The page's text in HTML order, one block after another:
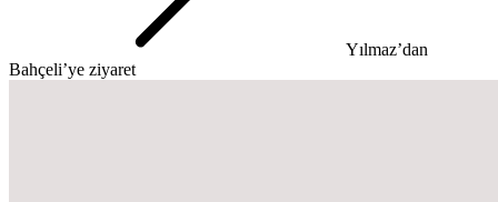
Yılmaz’dan
Bahçeli’ye ziyaret